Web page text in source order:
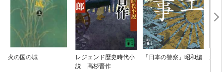
火の国の城
レジェンド歴史時代小
説 高杉晋作
「日本の警察」昭和編 新